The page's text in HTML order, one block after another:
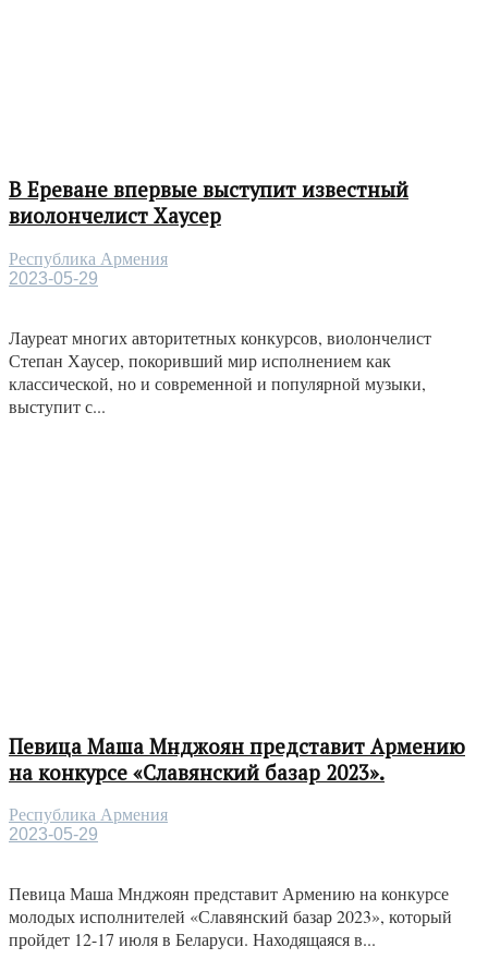
В Ереване впервые выступит известный
виолончелист Хаусер
Республика Армения
2023-05-29
Лауреат многих авторитетных конкурсов, виолончелист
Степан Хаусер, покоривший мир исполнением как
классической, но и современной и популярной музыки,
выступит с...
Певица Маша Мнджоян представит Армению
на конкурсе «Славянский базар 2023».
Республика Армения
2023-05-29
Певица Маша Мнджоян представит Армению на конкурсе
молодых исполнителей «Славянский базар 2023», который
пройдет 12-17 июля в Беларуси. Находящаяся в...